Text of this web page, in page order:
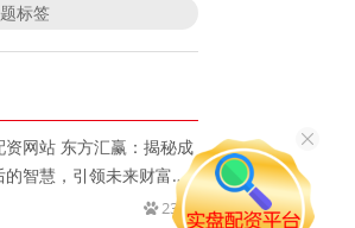
标签
资网站 东方汇赢：揭秘成
的智慧，引领未来财富增
234